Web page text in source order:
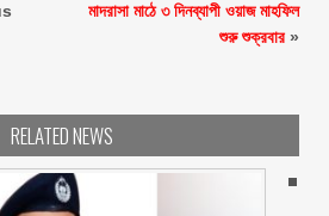
মাদরাসা মাঠে ৩ দিনব্যাপী ওয়াজ মাহফিল
শুরু শুক্রবার»
RELATED NEWS